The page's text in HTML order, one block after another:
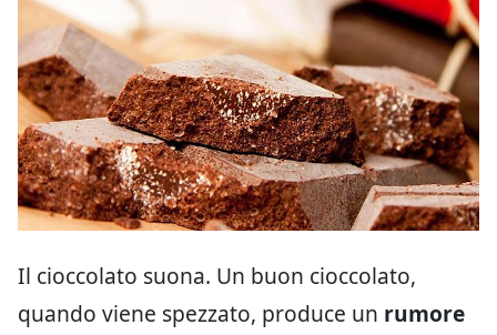
Il cioccolato suona. Un buon cioccolato,
quando viene spezzato, produce un rumore